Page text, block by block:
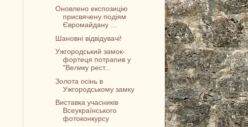
Оновлено експозицію
присвячену подіям
Євромайдану ...
Шановні відвідувачі!
Ужгородський замок-
фортеця потрапив у
"Велику рест...
Золота осінь в
Ужгородському замку
Виставка учасників
Всеукраїнського
фотоконкурсу